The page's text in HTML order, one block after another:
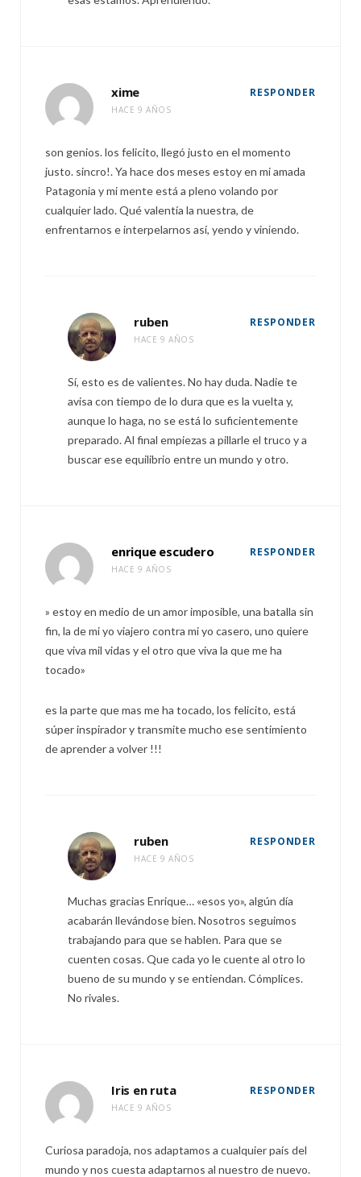
xime
HACE 9 AÑOS
RESPONDER
son genios. los felicito, llegó justo en el momento
justo. sincro!. Ya hace dos meses estoy en mi amada
Patagonia y mi mente está a pleno volando por
cualquier lado. Qué valentía la nuestra, de
enfrentarnos e interpelarnos así, yendo y viniendo.
ruben
HACE 9 AÑOS
RESPONDER
Sí, esto es de valientes. No hay duda. Nadie te
avisa con tiempo de lo dura que es la vuelta y,
aunque lo haga, no se está lo suficientemente
preparado. Al final empiezas a pillarle el truco y a
buscar ese equilibrio entre un mundo y otro.
enrique escudero
HACE 9 AÑOS
RESPONDER
» estoy en medio de un amor imposible, una batalla sin
fin, la de mi yo viajero contra mi yo casero, uno quiere
que viva mil vidas y el otro que viva la que me ha
tocado»
es la parte que mas me ha tocado, los felicito, está
súper inspirador y transmite mucho ese sentimiento
de aprender a volver !!!
ruben
HACE 9 AÑOS
RESPONDER
Muchas gracias Enrique… «esos yo», algún día
acabarán llevándose bien. Nosotros seguimos
trabajando para que se hablen. Para que se
cuenten cosas. Que cada yo le cuente al otro lo
bueno de su mundo y se entiendan. Cómplices.
No rivales.
Iris en ruta
HACE 9 AÑOS
RESPONDER
Curiosa paradoja, nos adaptamos a cualquier país del
mundo y nos cuesta adaptarnos al nuestro de nuevo.